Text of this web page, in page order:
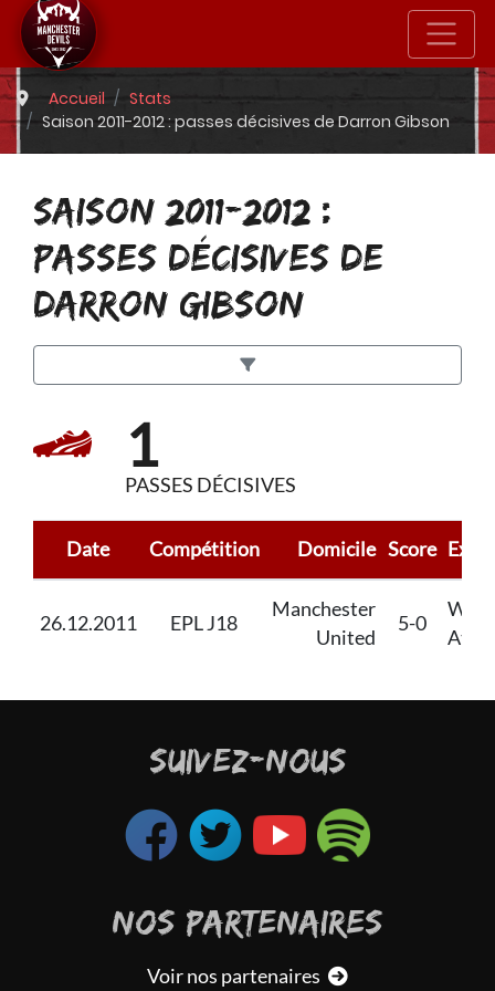
Accueil
Stats
Saison 2011-2012 : passes décisives de Darron Gibson
SAISON 2011-2012 :
PASSES DÉCISIVES DE
DARRON GIBSON
1
PASSES DÉCISIVES
Date Compétition Domicile Score
26.12.2011 EPL J18
Manchester
United
5-0
SUIVEZ-NOUS
NOS PARTENAIRES
Voir nos partenaires